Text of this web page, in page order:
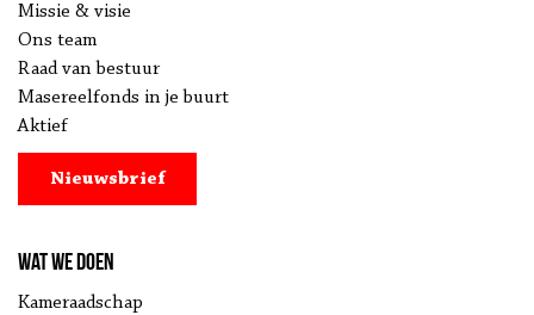
Missie & visie
Ons team
Raad van bestuur
Masereelfonds in je buurt
Aktief
Nieuwsbrief
Wat we doen
Kameraadschap